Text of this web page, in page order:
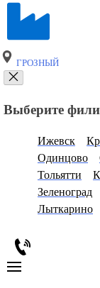
ГРОЗНЫЙ
Выберите
Ижевск
Одинцово
Тольятти
Зеленоград
Лыткарино